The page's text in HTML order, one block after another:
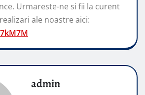
Urmareste-ne si fii la curent
ale noastre aici:
admin